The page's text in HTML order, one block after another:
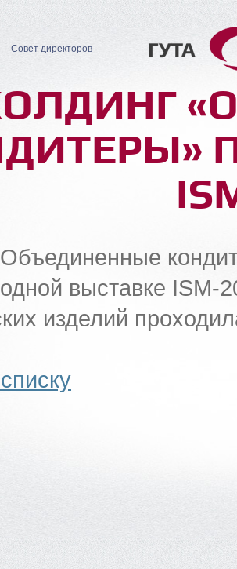
Совет директоров
выставке ISM-
изделий